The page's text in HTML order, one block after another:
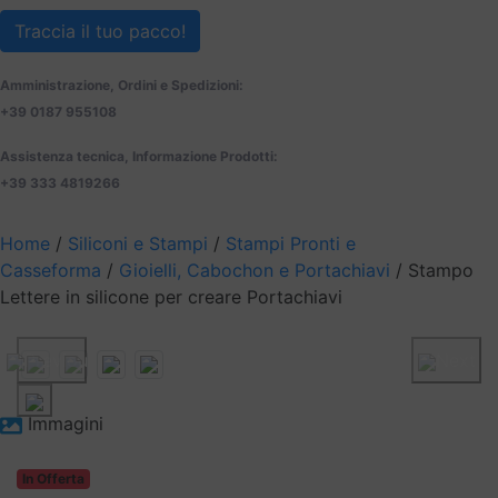
Traccia il tuo pacco!
Amministrazione, Ordini e Spedizioni:
+39 0187 955108
Assistenza tecnica, Informazione Prodotti:
+39 333 4819266
Home / Siliconi e Stampi / Stampi Pronti e
Casseforma / Gioielli, Cabochon e Portachiavi / Stampo
Lettere in silicone per creare Portachiavi
Previous
Immagini
In Offerta